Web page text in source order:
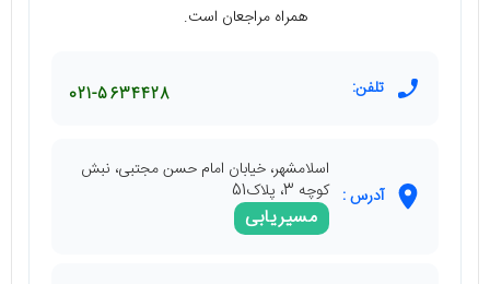
همراه مراجعان است.
تلفن: 021-5634428
آدرس :
اسلامشهر، خیابان امام حسن مجتبی، نبش
کوچه 3، پلاک51
مسیریابی